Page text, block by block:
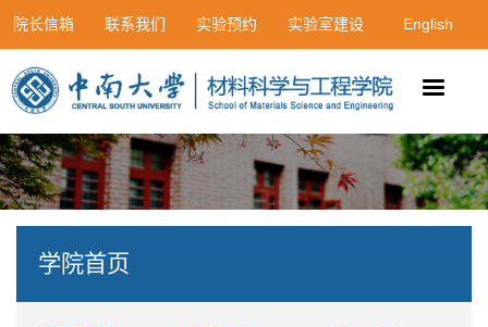
院长信箱 联系我们 实验预约 实验室建设 English
学院首页